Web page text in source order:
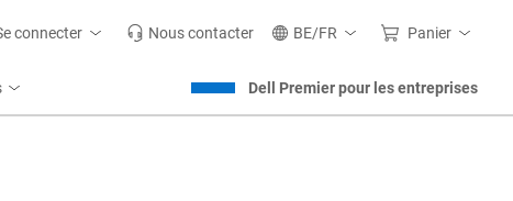
connecter Nous contacter BE/FR Panier
Dell Premier pour les entreprises